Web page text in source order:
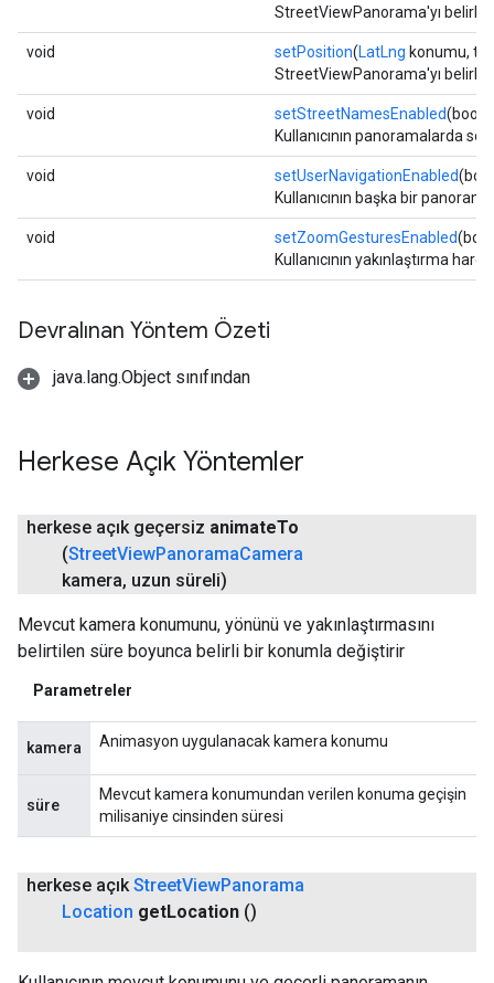
StreetViewPanorama'yı belirli
void setPosition(LatLng konumu,
StreetViewPanorama'yı belirli
void setStreetNamesEnabled
Kullanıcının panoramalarda
void setUserNavigationEnabled
Kullanıcının başka bir
void setZoomGesturesEnabled
Kullanıcının yakınlaştırma
Devralınan Yöntem Özeti
java.lang.Object sınıfından
Herkese Açık Yöntemler
herkese açık geçersiz animateTo
(StreetViewPanoramaCamera
kamera, uzun süreli)
Mevcut kamera konumunu, yönünü ve yakınlaştırmasını
belirtilen süre boyunca belirli bir konumla değiştirir
Parametreler
kamera Animasyon uygulanacak kamera konumu
süre
Mevcut kamera konumundan verilen konuma geçişin
milisaniye cinsinden süresi
herkese açıkStreetViewPanorama
Location getLocation ()